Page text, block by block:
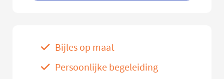
Bijles op maat
Persoonlijke begeleiding